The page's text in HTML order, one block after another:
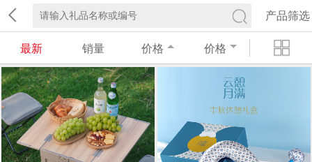
产品筛选
最新 销量 价格 价格